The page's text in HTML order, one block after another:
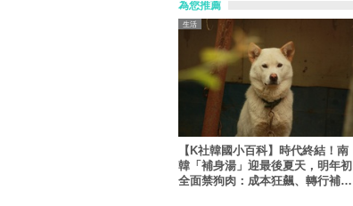
為您推薦
【K社韓國小百科】時代終結！南
韓「補身湯」迎最後夏天，明年初
全面禁狗肉：成本狂飆、轉行補助
生活